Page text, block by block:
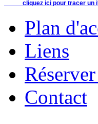
cliquez ici pour tracer un
Plan
Liens
Contact